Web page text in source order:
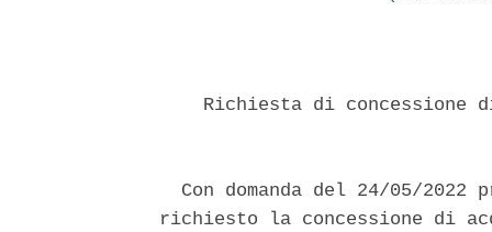
Richiesta di concessione
Con domanda del 24/05/2022
richiesto la concessione di